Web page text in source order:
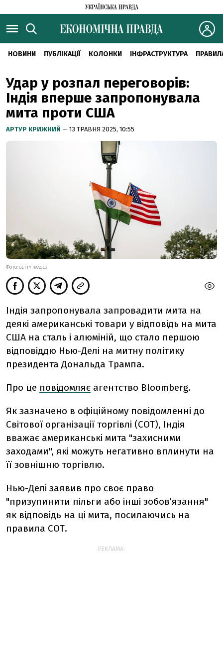
НОВИНИ ПУБЛІКАЦІЇ КОЛОНКИ ІНФРАСТРУКТУРА
Удар у розпал переговорів:
Індія вперше запропонувала
мита проти США
АРТУР КРИЖНИЙ — 13 ТРАВНЯ 2025, 10:55
ФОТО: GETTY IMAGES
Індія запропонувала запровадити мита на
деякі американські товари у відповідь на мита
США на сталь і алюміній, що стало першою
відповіддю Нью-Делі на митну політику
президента Дональда Трампа.
Про це повідомляє агентство Bloomberg.
Як зазначено в офіційному повідомленні до
Світової організації торгівлі (СОТ), Індія
вважає американські мита "захисними
заходами", які можуть негативно вплинути на
її зовнішню торгівлю.
Нью-Делі заявив про своє право
"призупинити пільги або інші зобов’язання"
як відповідь на ці мита, посилаючись на
правила СОТ.
РЕКЛАМА: